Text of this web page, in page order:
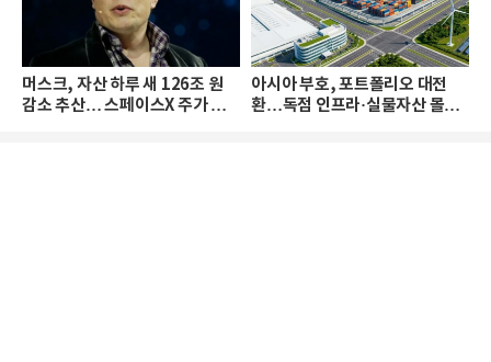
머스크, 자산 하루 새 126조 원
감소 추산… 스페이스X 주가 하
아시아 부호, 포트폴리오 대전
환…독점 인프라·실물자산 몰린